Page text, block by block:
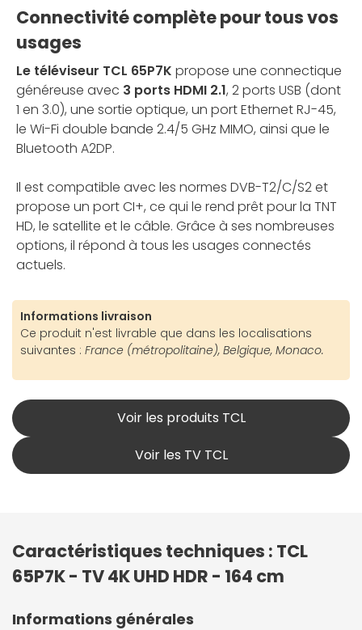
Connectivité complète pour tous vos
usages
Le téléviseur TCL 65P7K propose une connectique
généreuse avec 3 ports HDMI 2.1, 2 ports USB (dont
1 en 3.0), une sortie optique, un port Ethernet RJ-45,
le Wi-Fi double bande 2.4/5 GHz MIMO, ainsi que le
Bluetooth A2DP.
Il est compatible avec les normes DVB-T2/C/S2 et
propose un port CI+, ce qui le rend prêt pour la TNT
HD, le satellite et le câble. Grâce à ses nombreuses
options, il répond à tous les usages connectés
actuels.
Informations livraison
Ce produit n'est livrable que dans les localisations
suivantes : France (métropolitaine), Belgique, Monaco.
Voir les produits TCL
Voir les TV TCL
Caractéristiques techniques : TCL
65P7K - TV 4K UHD HDR - 164 cm
Informations générales